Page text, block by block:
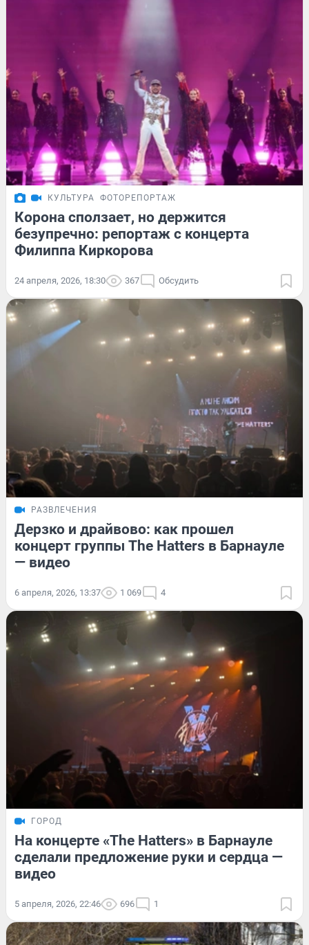
КУЛЬТУРА ФОТОРЕПОРТАЖ
Корона сползает, но держится
безупречно: репортаж с концерта
Филиппа Киркорова
24 апреля, 2026, 18:30 367 Обсудить
РАЗВЛЕЧЕНИЯ
Дерзко и драйвово: как прошел
концерт группы The Hatters в Барнауле
— видео
6 апреля, 2026, 13:37 1 069 4
ГОРОД
На концерте «The Hatters» в Барнауле
сделали предложение руки и сердца —
видео
5 апреля, 2026, 22:46 696 1